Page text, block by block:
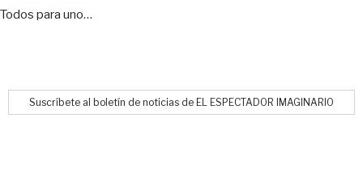
Todos para uno…
Suscríbete al boletín de noticias de EL ESPECTADOR IMAGINARIO